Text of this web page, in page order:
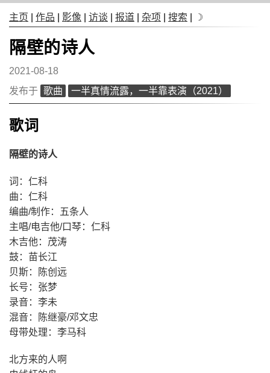
主页 作品 影像 访谈 报道 杂项 搜索 ☽
隔壁的诗人
2021-08-18
发布于 歌曲 一半真情流露，一半靠表演（2021）
歌词
隔壁的诗人
词：仁科
曲：仁科
编曲/制作：五条人
主唱/电吉他/口琴：仁科
木吉他：茂涛
鼓：苗长江
贝斯：陈创远
长号：张梦
录音：李未
混音：陈继豪/邓文忠
母带处理：李马科
北方来的人啊